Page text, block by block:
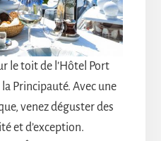
le toit de l’Hôtel Port
la Principauté. Avec une
venez déguster des
et d’exception.